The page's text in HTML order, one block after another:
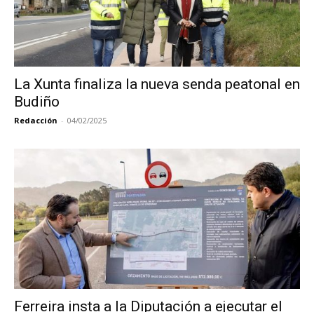
La Xunta finaliza la nueva senda peatonal en
Budiño
Redacción - 04/02/2025
Ferreira insta a la Diputación a ejecutar el